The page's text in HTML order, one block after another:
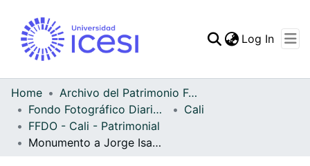
Statistics
Log In
Home
Archivo del Patrimonio Fotográfico y Fílmico del Valle del Cauca
Fondo Fotográfico Diario Occidente
Cali
FFDO - Cali - Patrimonial
Monumento a Jorge Isaacs y la maria